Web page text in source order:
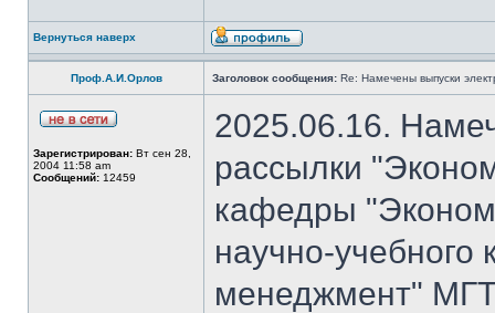
Вернуться наверх
Проф.А.И.Орлов Заголовок сообщения: Re: Намечены выпуски
Зарегистрирован: Вт сен 28,
2004 11:58 am
Сообщений: 12459
2025.06.16.
рассылки
кафедры
научно-
менеджмент"